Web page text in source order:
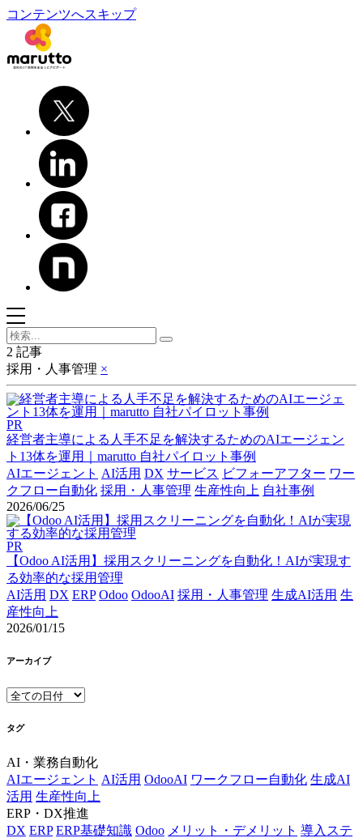
コンテンツへスキップ
2 記事
採用・人事管理 ×
PR
経営者主導による人手不足を解決するためのAIエージェン
ト13体を運用｜marutto 自社パイロット事例
AIエージェント AI活用 DX サービス ビフォーアフター ワー
クフロー自動化 採用・人事管理 生産性向上 自社事例
2026/06/25
PR
【Odoo AI活用】採用スクリーニングを自動化！AIが実現す
る効率的な採用管理
AI活用 DX ERP Odoo OdooAI 採用・人事管理 生成AI活用 生
産性向上
2026/01/15
アーカイブ
タグ
AI・業務自動化
AIエージェント AI活用 OdooAI ワークフロー自動化 生成AI
活用 生産性向上
ERP・DX推進
DX ERP ERP基礎知識 Odoo メリット・デメリット 導入ステ